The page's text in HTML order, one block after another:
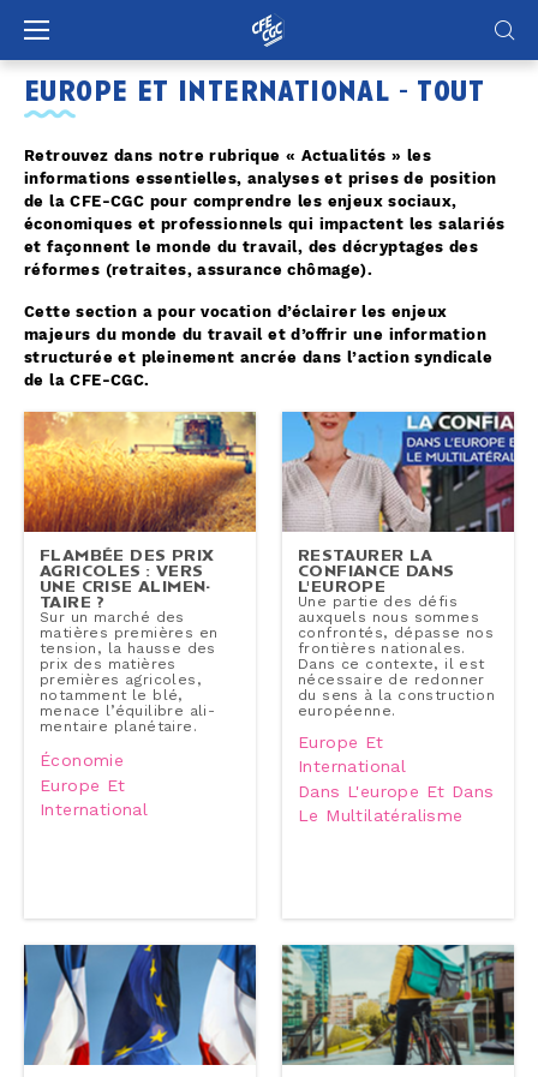
europe et international - tout
Retrouvez dans notre rubrique « Actualités » les
informations essentielles, analyses et prises de position
de la CFE-CGC pour comprendre les enjeux sociaux,
économiques et professionnels qui impactent les salariés
et façonnent le monde du travail, des décryptages des
réformes (retraites, assurance chômage).
Cette section a pour vocation d’éclairer les enjeux
majeurs du monde du travail et d’offrir une information
structurée et pleinement ancrée dans l’action syndicale
de la CFE-CGC.
FLAMBÉE DES PRIX
AGRICOLES : VERS
UNE CRISE ALI­MEN­
TAIRE ?
Sur un marché des
matières premières en
tension, la hausse des
prix des matières
premières agricoles,
notamment le blé,
menace l’équilibre ali­
men­taire pla­né­taire.
Économie
Europe Et
International
RESTAURER LA
CONFIANCE DANS
L'EUROPE
Une partie des défis
auxquels nous sommes
confron­tés, dépasse nos
fron­tières na­tio­nales.
Dans ce contexte, il est
né­ces­saire de redonner
du sens à la construc­tion
eu­ro­péenne.
Europe Et
International
Dans L'europe Et Dans
Le Multilatéralisme
Panneau de gestion des cookies